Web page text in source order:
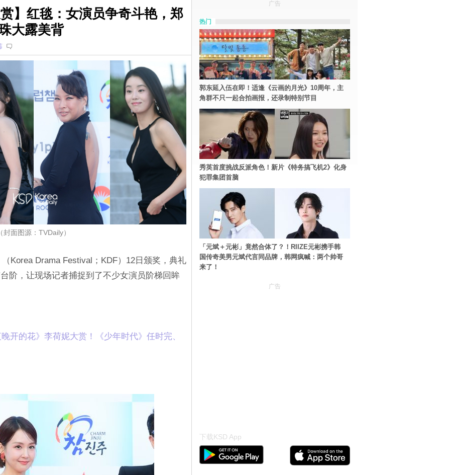
】红毯：女演员争奇斗艳，郑
大露美背
封面图源：TVDaily）
Korea Drama Festival；KDF）12日颁奖，典礼
阶，让现场记者捕捉到了不少女演员阶梯回眸
开的花》李荷妮大赏！《少年时代》任时完、
广告
热门
郭东延入伍在即！适逢《云画的月光》10周年，主
角群不只一起合拍画报，还录制特别节目
秀英首度挑战反派角色！新片《特务搞飞机2》化身
犯罪集团首脑
「元斌＋元彬」竟然合体了？！RIIZE元彬携手韩
国传奇美男元斌代言同品牌，韩网疯喊：两个帅哥
来了！
广告
下载KSD App